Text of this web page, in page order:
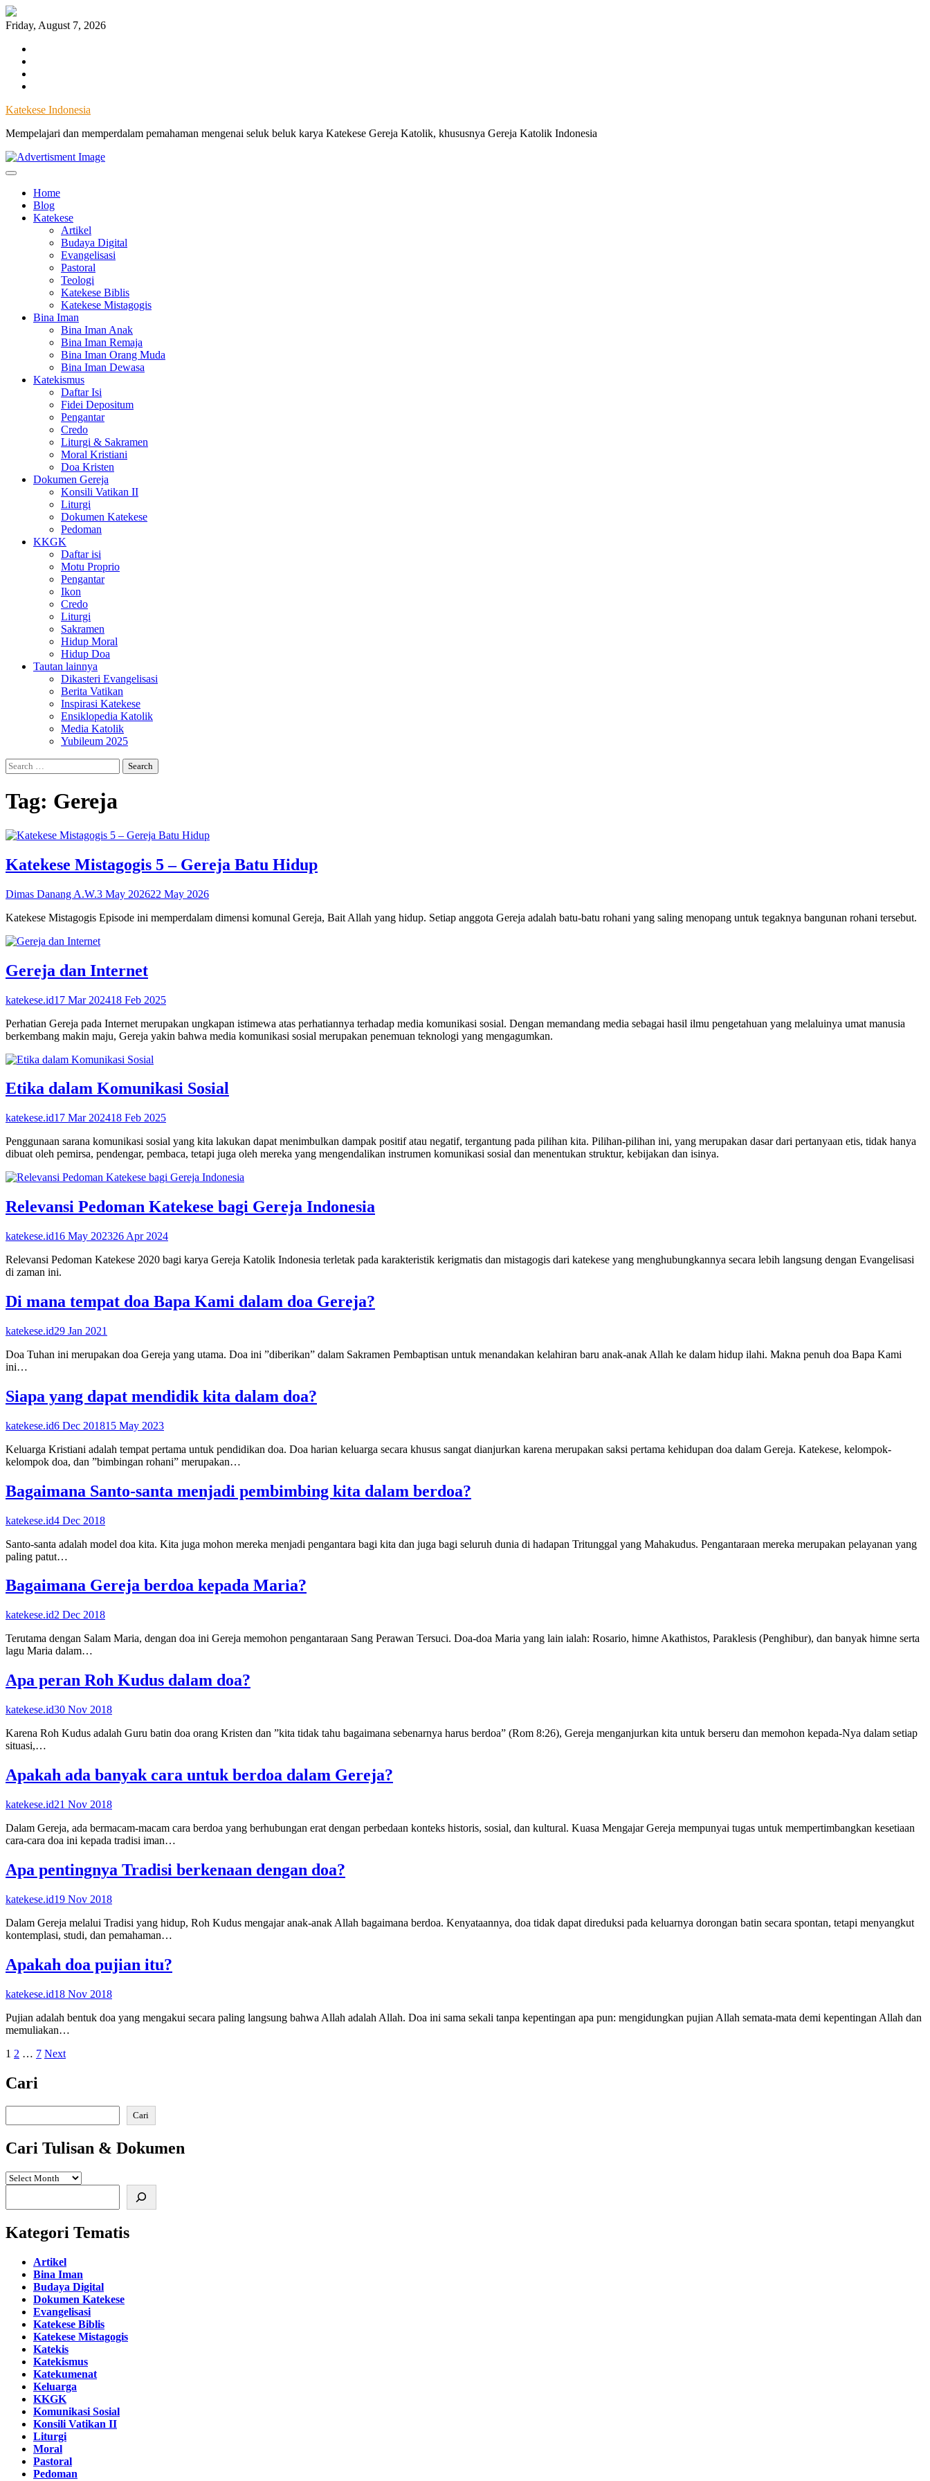
Skip
to
Friday, August 7, 2026
Katekese Indonesia
Mempelajari dan memperdalam pemahaman mengenai seluk beluk karya Katekese Gereja Katolik, khususnya Gereja Katolik Indonesia
Home
Blog
Katekese
Artikel
Budaya Digital
Evangelisasi
Pastoral
Teologi
Katekese Biblis
Katekese Mistagogis
Bina Iman
Bina Iman Anak
Bina Iman Remaja
Bina Iman Orang Muda
Bina Iman Dewasa
Katekismus
Daftar Isi
Fidei Depositum
Pengantar
Credo
Liturgi & Sakramen
Moral Kristiani
Doa Kristen
Dokumen Gereja
Konsili Vatikan II
Liturgi
Dokumen Katekese
Pedoman
KKGK
Daftar isi
Motu Proprio
Pengantar
Ikon
Credo
Liturgi
Sakramen
Hidup Moral
Hidup Doa
Tautan lainnya
Dikasteri Evangelisasi
Berita Vatikan
Inspirasi Katekese
Ensiklopedia Katolik
Media Katolik
Yubileum 2025
Search
for:
Tag: Gereja
Katekese Mistagogis 5 – Gereja Batu Hidup
Dimas Danang A.W.3 May 202622 May 2026
Katekese Mistagogis Episode ini memperdalam dimensi komunal Gereja, Bait Allah yang hidup. Setiap anggota Gereja adalah batu-batu rohani yang saling menopang untuk tegaknya bangunan rohani tersebut.
Gereja dan Internet
katekese.id17 Mar 202418 Feb 2025
Perhatian Gereja pada Internet merupakan ungkapan istimewa atas perhatiannya terhadap media komunikasi sosial. Dengan memandang media sebagai hasil ilmu pengetahuan yang melaluinya umat manusia
berkembang makin maju, Gereja yakin bahwa media komunikasi sosial merupakan penemuan teknologi yang mengagumkan.
Etika dalam Komunikasi Sosial
katekese.id17 Mar 202418 Feb 2025
Penggunaan sarana komunikasi sosial yang kita lakukan dapat menimbulkan dampak positif atau negatif, tergantung pada pilihan kita. Pilihan-pilihan ini, yang merupakan dasar dari pertanyaan etis, tidak hanya
dibuat oleh pemirsa, pendengar, pembaca, tetapi juga oleh mereka yang mengendalikan instrumen komunikasi sosial dan menentukan struktur, kebijakan dan isinya.
Relevansi Pedoman Katekese bagi Gereja Indonesia
katekese.id16 May 202326 Apr 2024
Relevansi Pedoman Katekese 2020 bagi karya Gereja Katolik Indonesia terletak pada karakteristik kerigmatis dan mistagogis dari katekese yang menghubungkannya secara lebih langsung dengan Evangelisasi
di zaman ini.
Di mana tempat doa Bapa Kami dalam doa Gereja?
katekese.id29 Jan 2021
Doa Tuhan ini merupakan doa Gereja yang utama. Doa ini ”diberikan” dalam Sakramen Pembaptisan untuk menandakan kelahiran baru anak-anak Allah ke dalam hidup ilahi. Makna penuh doa Bapa Kami
ini…
Siapa yang dapat mendidik kita dalam doa?
katekese.id6 Dec 201815 May 2023
Keluarga Kristiani adalah tempat pertama untuk pendidikan doa. Doa harian keluarga secara khusus sangat dianjurkan karena merupakan saksi pertama kehidupan doa dalam Gereja. Katekese, kelompok-
kelompok doa, dan ”bimbingan rohani” merupakan…
Bagaimana Santo-santa menjadi pembimbing kita dalam berdoa?
katekese.id4 Dec 2018
Santo-santa adalah model doa kita. Kita juga mohon mereka menjadi pengantara bagi kita dan juga bagi seluruh dunia di hadapan Tritunggal yang Mahakudus. Pengantaraan mereka merupakan pelayanan yang
paling patut…
Bagaimana Gereja berdoa kepada Maria?
katekese.id2 Dec 2018
Terutama dengan Salam Maria, dengan doa ini Gereja memohon pengantaraan Sang Perawan Tersuci. Doa-doa Maria yang lain ialah: Rosario, himne Akathistos, Paraklesis (Penghibur), dan banyak himne serta
lagu Maria dalam…
Apa peran Roh Kudus dalam doa?
katekese.id30 Nov 2018
Karena Roh Kudus adalah Guru batin doa orang Kristen dan ”kita tidak tahu bagaimana sebenarnya harus berdoa” (Rom 8:26), Gereja menganjurkan kita untuk berseru dan memohon kepada-Nya dalam setiap
situasi,…
Apakah ada banyak cara untuk berdoa dalam Gereja?
katekese.id21 Nov 2018
Dalam Gereja, ada bermacam-macam cara berdoa yang berhubungan erat dengan perbedaan konteks historis, sosial, dan kultural. Kuasa Mengajar Gereja mempunyai tugas untuk mempertimbangkan kesetiaan
cara-cara doa ini kepada tradisi iman…
Apa pentingnya Tradisi berkenaan dengan doa?
katekese.id19 Nov 2018
Dalam Gereja melalui Tradisi yang hidup, Roh Kudus mengajar anak-anak Allah bagaimana berdoa. Kenyataannya, doa tidak dapat direduksi pada keluarnya dorongan batin secara spontan, tetapi menyangkut
kontemplasi, studi, dan pemahaman…
Apakah doa pujian itu?
katekese.id18 Nov 2018
Pujian adalah bentuk doa yang mengakui secara paling langsung bahwa Allah adalah Allah. Doa ini sama sekali tanpa kepentingan apa pun: mengidungkan pujian Allah semata-mata demi kepentingan Allah dan
memuliakan…
Posts
pagination
1 2 … 7 Next
Cari
Cari
Cari Tulisan & Dokumen
Kategori Tematis
Artikel
Bina Iman
Budaya Digital
Dokumen Katekese
Evangelisasi
Katekese Biblis
Katekese Mistagogis
Katekis
Katekismus
Katekumenat
Keluarga
KKGK
Komunikasi Sosial
Konsili Vatikan II
Liturgi
Moral
Pastoral
Pedoman